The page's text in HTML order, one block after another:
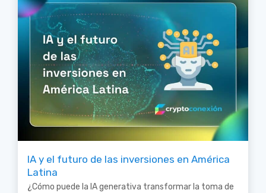
IA y el futuro de las inversiones en América
Latina
¿Cómo puede la IA generativa transformar la toma de